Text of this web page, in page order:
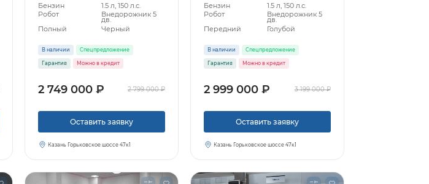
Бензин
1.5 л, 150 л.с.
Робот
Внедорожник 5
дв.
Полный
Черный
В наличии Спецпредложение
Гарантия Можно в кредит
2 749 000 ₽ 2 799 000 ₽
Оставить заявку
Казань Горьковское шоссе 47к1
Бензин
1.5 л, 150 л.с.
Робот
Внедорожник 5
дв.
Передний
Голубой
В наличии Спецпредложение
Гарантия Можно в кредит
2 999 000 ₽ 3 199 000 ₽
Оставить заявку
Казань Горьковское шоссе 47к1